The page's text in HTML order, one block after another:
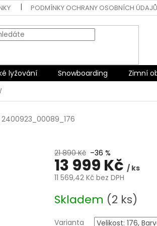
PODMÍNKY OCHRANY OSOBNÍCH ÚDAJŮ
lyžování Snowboarding Zimní
2400923_00089_176
21 890 Kč –36 %
13 999 Kč / ks
11 569,42 Kč bez DPH
cena:
Skladem (2 ks)
Varianta